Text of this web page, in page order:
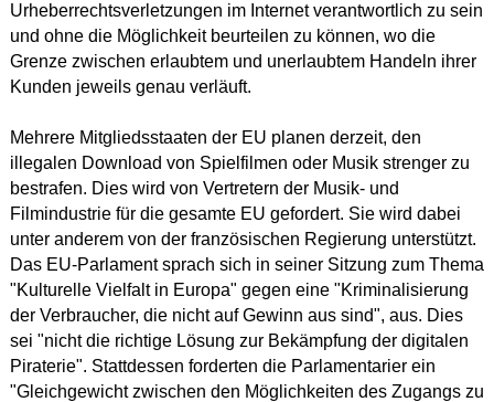
Urheberrechtsverletzungen im Internet verantwortlich zu sein
und ohne die Möglichkeit beurteilen zu können, wo die
Grenze zwischen erlaubtem und unerlaubtem Handeln ihrer
Kunden jeweils genau verläuft.
Mehrere Mitgliedsstaaten der EU planen derzeit, den
illegalen Download von Spielfilmen oder Musik strenger zu
bestrafen. Dies wird von Vertretern der Musik- und
Filmindustrie für die gesamte EU gefordert. Sie wird dabei
unter anderem von der französischen Regierung unterstützt.
Das EU-Parlament sprach sich in seiner Sitzung zum Thema
"Kulturelle Vielfalt in Europa" gegen eine "Kriminalisierung
der Verbraucher, die nicht auf Gewinn aus sind", aus. Dies
sei "nicht die richtige Lösung zur Bekämpfung der digitalen
Piraterie". Stattdessen forderten die Parlamentarier ein
"Gleichgewicht zwischen den Möglichkeiten des Zugangs zu